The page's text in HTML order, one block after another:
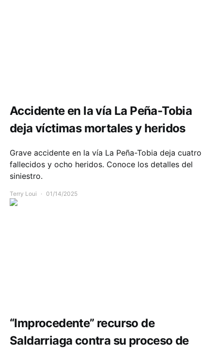
Accidente en la vía La Peña-Tobia
deja víctimas mortales y heridos
Grave accidente en la vía La Peña-Tobia deja cuatro
fallecidos y ocho heridos. Conoce los detalles del
siniestro.
Terry Loui 01/14/2025
“Improcedente” recurso de
Saldarriaga contra su proceso de